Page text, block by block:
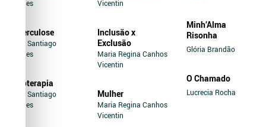
Novaes
Tuberculose
Jairo Santiago
Novaes
Soroterapia
Jairo Santiago
Novaes
Vicentin
Inclusão x
Exclusão
Maria Regina Canhos
Vicentin
Mulher
Maria Regina Canhos
Vicentin
Minh’Alma
Risonha
Glória Brandão
O Chamado
Lucrecia Rocha